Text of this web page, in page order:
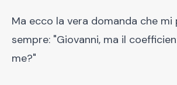
Ma ecco la vera domanda che mi
sempre: "Giovanni, ma il
me?"